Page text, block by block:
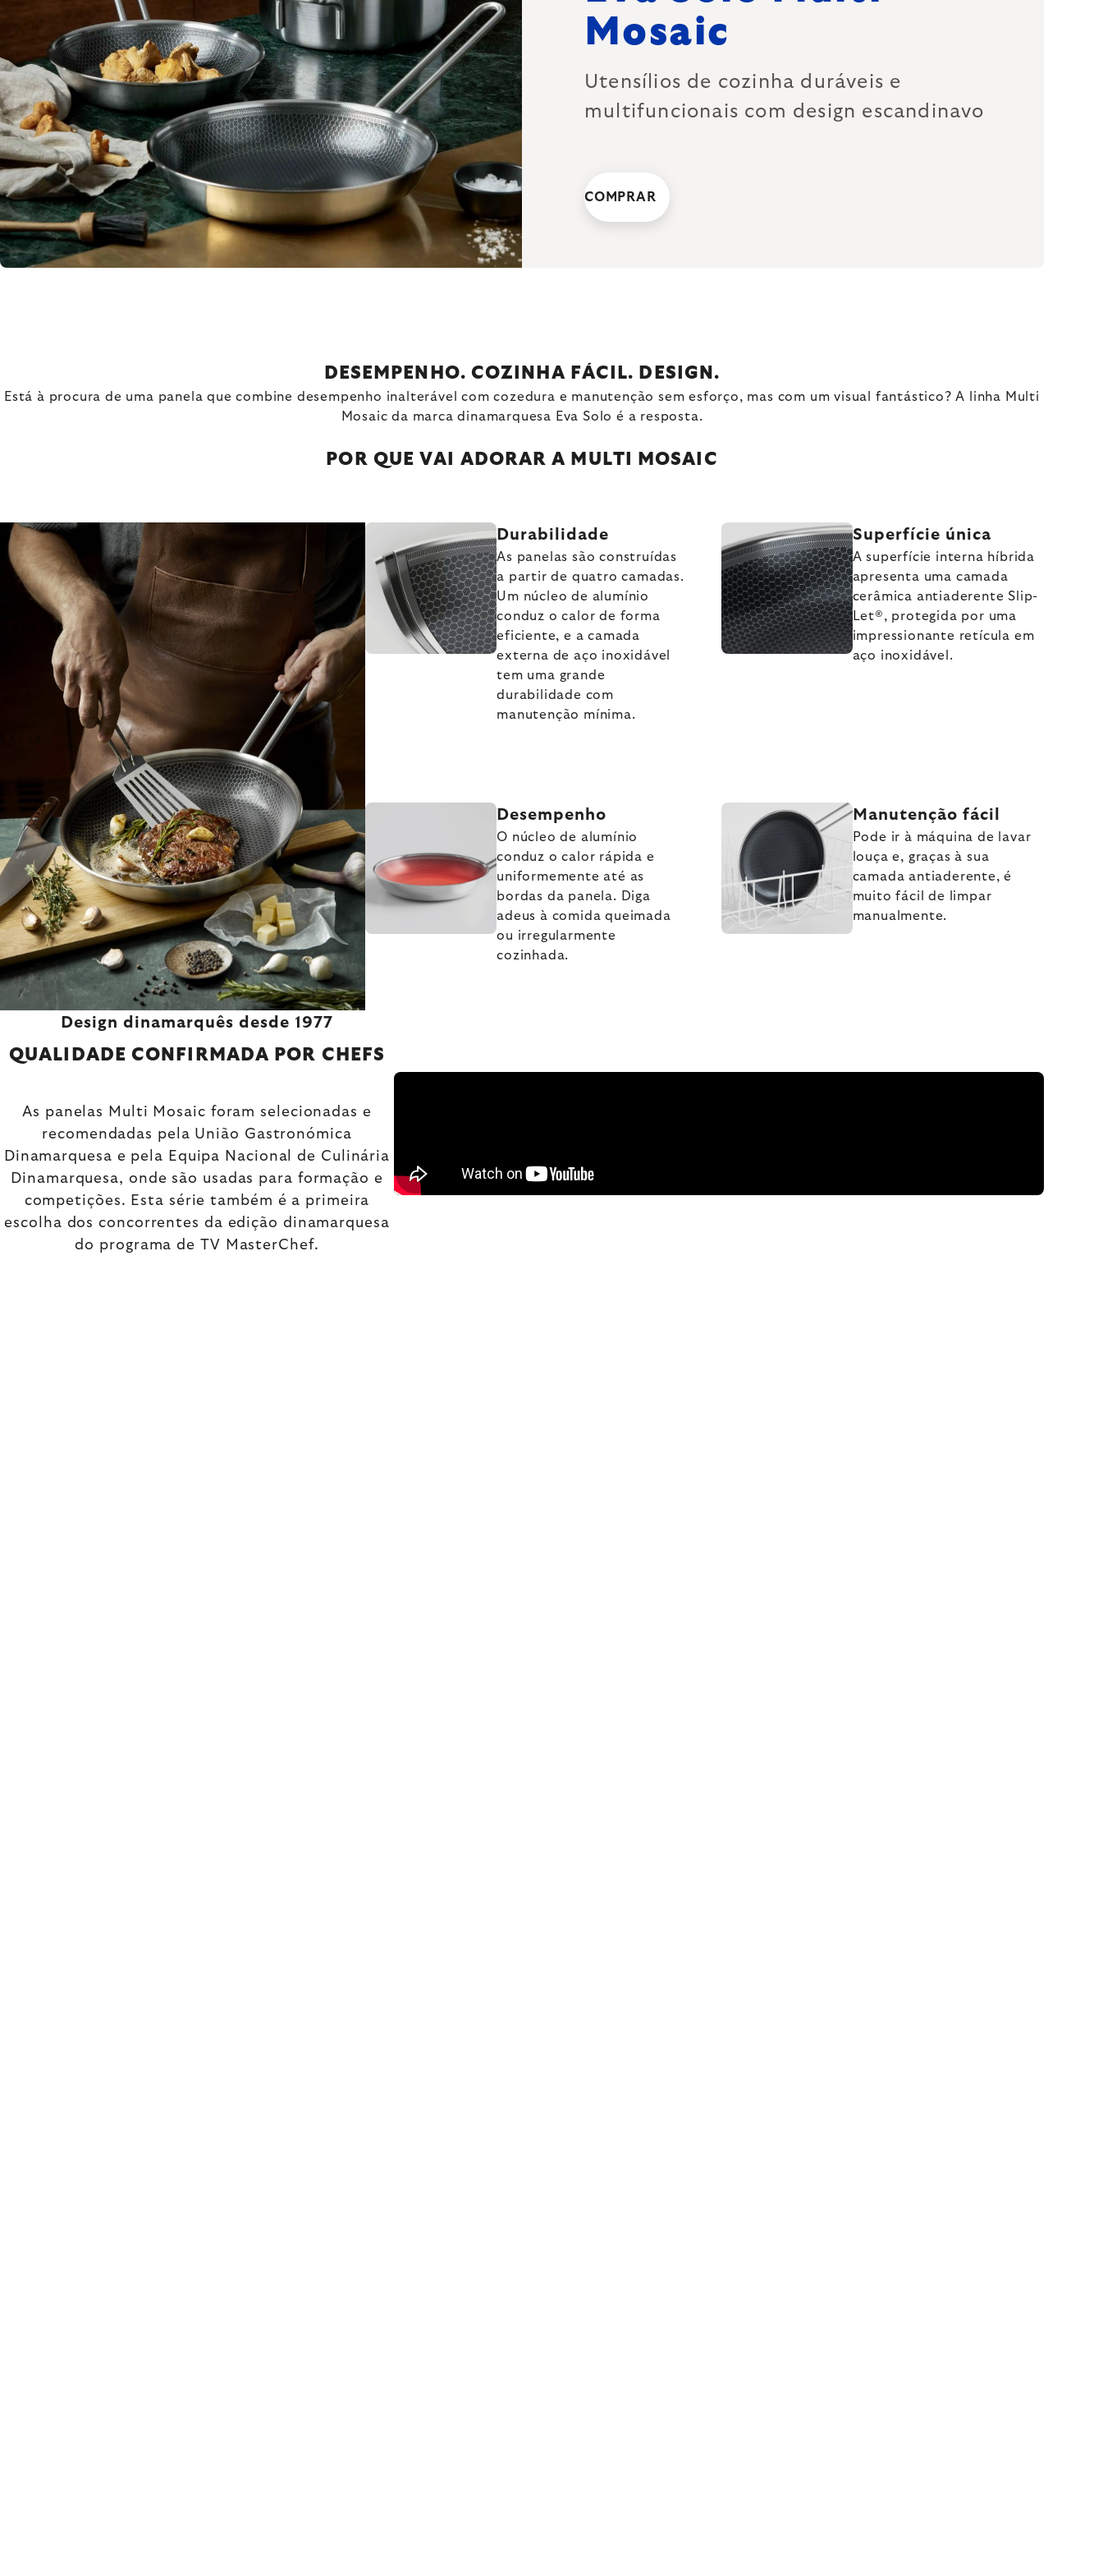
Mosaic
Utensílios de cozinha duráveis e
multifuncionais com design escandinavo
COMPRAR
DESEMPENHO. COZINHA FÁCIL. DESIGN.
Está à procura de uma panela que combine desempenho inalterável com cozedura e manutenção sem esforço, mas com um visual fantástico? A linha Multi
Mosaic da marca dinamarquesa Eva Solo é a resposta.
POR QUE VAI ADORAR A MULTI MOSAIC
Durabilidade
As panelas são construídas
a partir de quatro camadas.
Um núcleo de alumínio
conduz o calor de forma
eficiente, e a camada
externa de aço inoxidável
tem uma grande
durabilidade com
manutenção mínima.
Superfície única
A superfície interna híbrida
apresenta uma camada
cerâmica antiaderente Slip-
Let®, protegida por uma
impressionante retícula em
aço inoxidável.
Desempenho
O núcleo de alumínio
conduz o calor rápida e
uniformemente até as
bordas da panela. Diga
adeus à comida queimada
ou irregularmente
cozinhada.
Manutenção fácil
Pode ir à máquina de lavar
louça e, graças à sua
camada antiaderente, é
muito fácil de limpar
manualmente.
Design dinamarquês desde 1977
QUALIDADE CONFIRMADA POR CHEFS
As panelas Multi Mosaic foram selecionadas e
recomendadas pela União Gastronómica
Dinamarquesa e pela Equipa Nacional de Culinária
Dinamarquesa, onde são usadas para formação e
competições. Esta série também é a primeira
escolha dos concorrentes da edição dinamarquesa
do programa de TV MasterChef.